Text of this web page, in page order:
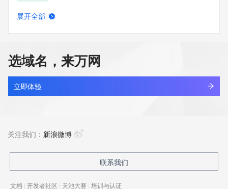
aerenitech.com
最近查询
查看详情
最近查询
展开全部
选域名，来万网
立即体验
关注我们： 新浪微博
联系我们
文档 | 开发者社区 | 天池大赛 | 培训与认证